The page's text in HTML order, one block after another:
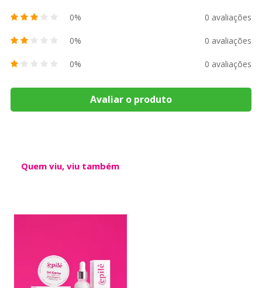
0% 0 avaliações
0% 0 avaliações
0% 0 avaliações
Avaliar o produto
Quem viu, viu também